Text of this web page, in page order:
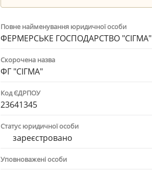
Повне найменування юридичної особи
ФЕРМЕРСЬКЕ ГОСПОДАРСТВО "СІГМА"
Скорочена назва
ФГ "СІГМА"
Код ЄДРПОУ
23641345
Статус юридичної особи
зареєстровано
Уповноважені особи